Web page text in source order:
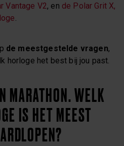
Vantage V2, en de Polar Grit X,
.
de meestgestelde vragen,
horloge het best bij jou past.
MARATHON. WELK
IS HET MEEST